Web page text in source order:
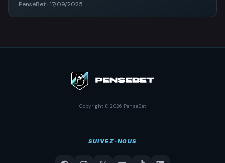
PenseBet · 17/09/2025
Copyright © 2026 PenseBet
SUIVEZ-NOUS